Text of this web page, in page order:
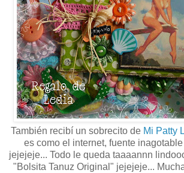
También recibí un sobrecito de Mi Patty
es como el internet, fuente
jejejeje... Todo le queda taaaannn
"Bolsita Tanuz Original" jejejeje...